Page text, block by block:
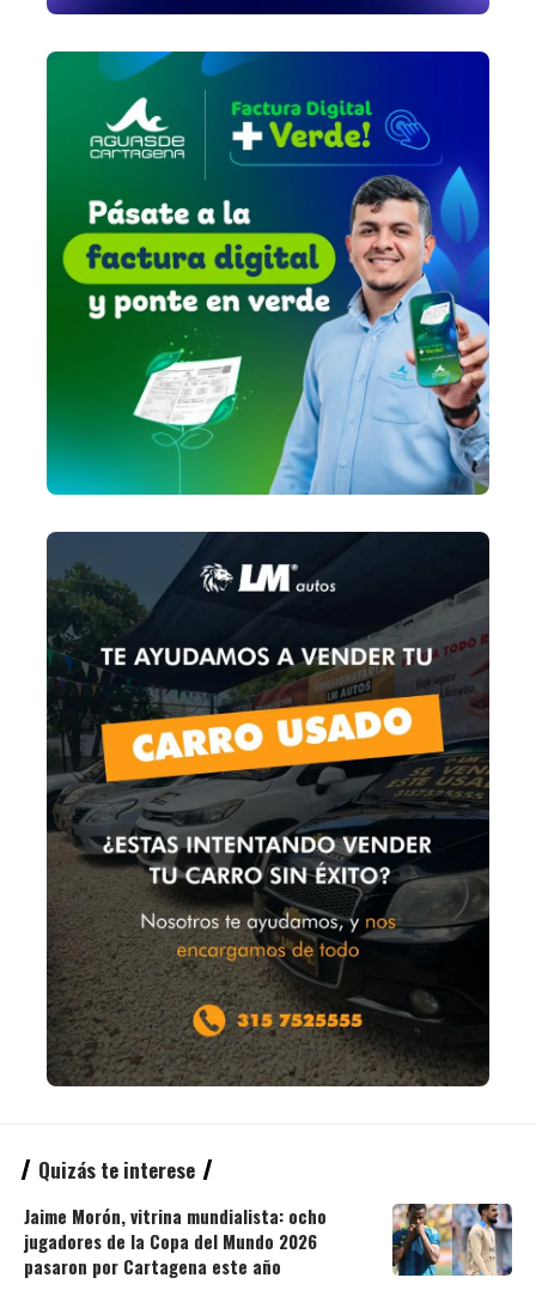
Quizás te interese
Jaime Morón, vitrina mundialista: ocho
jugadores de la Copa del Mundo 2026
pasaron por Cartagena este año